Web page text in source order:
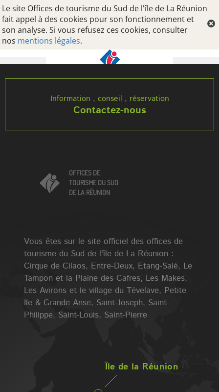
Le site Offices de tourisme du Sud de l'île de La Réunion
fait appel à des cookies pour son fonctionnement et
son analyse. Si vous refusez ces cookies, consulter
nos mentions légales.
Oops, an error occurred! Code: 202608070349223f60d5aa
Île de la Réunion
Information , conseil , réservation
Contactez-nous
OFFICES DE
TOURISME DU SUD
DE LA RÉUNION
Vous êtes sur le site officiel des offices de
tourisme du Sud de l'île de La Réunion :
Cirque de Cilaos, Entre-Deux, Etang-Salé, Le
Tampon et la Plaine des Cafres, Les Makes,
Les Avirons et le village du Tévelave, Petite
Ile & Grande Anse, Saint-Joseph, Saint-
Philippe, Saint-Louis, Saint-Pierre